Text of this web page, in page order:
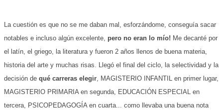
La cuestión es que no se me daban mal, esforzándome, conseguía sacar
notables e incluso algún excelente, pero no eran lo mío! Me decanté por
el latín, el griego, la literatura y fueron 2 años llenos de buena materia,
historia del arte y muchas risas. Llegó el final del ciclo, la selectividad y la
decisión de qué carreras elegir, MAGISTERIO INFANTIL en primer lugar,
MAGISTERIO PRIMARIA en segunda, EDUCACIÓN ESPECIAL en
tercera, PSICOPEDAGOGÍA en cuarta... como llevaba una buena nota